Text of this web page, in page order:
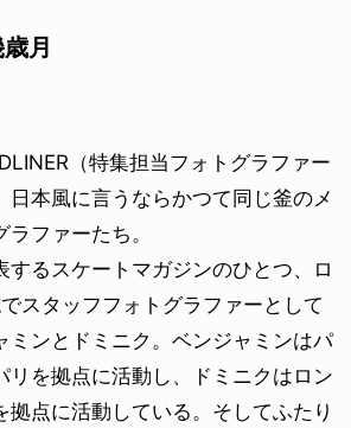
月
（特集担当フォトグラファー
日本風に言うならかつて同じ釜のメ
ファーたち。
るスケートマガジンのひとつ、ロ
スタッフフォトグラファーとして
ミンとドミニク。ベンジャミンはパ
リを拠点に活動し、ドミニクはロン
拠点に活動している。そしてふたり